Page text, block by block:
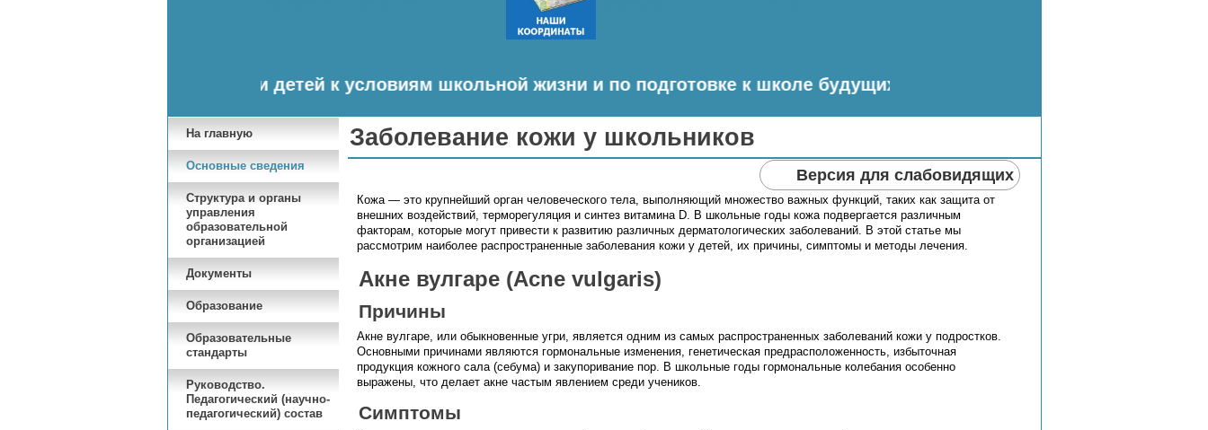
по адаптации детей к условиям школьной жизни и по подготовке к школе будущих первоклассников: одногодичные (с 6 лет).
На главную
Основные сведения
Структура и органы
управления
образовательной
организацией
Документы
Образование
Образовательные
стандарты
Руководство.
Педагогический (научно-
педагогический) состав
Заболевание кожи у школьников
Версия для слабовидящих
Кожа — это крупнейший орган человеческого тела, выполняющий множество важных функций, таких как защита от
внешних воздействий, терморегуляция и синтез витамина D. В школьные годы кожа подвергается различным
факторам, которые могут привести к развитию различных дерматологических заболеваний. В этой статье мы
рассмотрим наиболее распространенные заболевания кожи у детей, их причины, симптомы и методы лечения.
Акне вулгаре (Acne vulgaris)
Причины
Акне вулгаре, или обыкновенные угри, является одним из самых распространенных заболеваний кожи у подростков.
Основными причинами являются гормональные изменения, генетическая предрасположенность, избыточная
продукция кожного сала (себума) и закупоривание пор. В школьные годы гормональные колебания особенно
выражены, что делает акне частым явлением среди учеников.
Симптомы